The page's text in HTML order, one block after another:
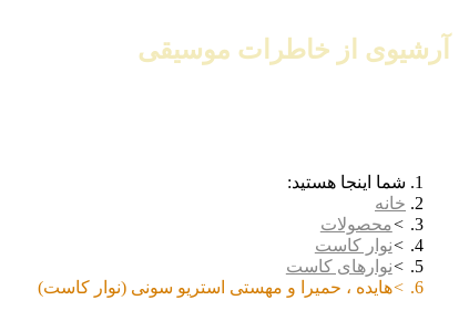
آرشیوی از خاطرات موسیقی
شما اینجا هستید:
خانه
محصولات
نوار کاست
نوارهای کاست
هایده ، حمیرا و مهستی استریو سونی (نوار کاست)